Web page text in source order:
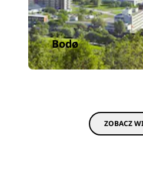
Bodø
ZOBACZ